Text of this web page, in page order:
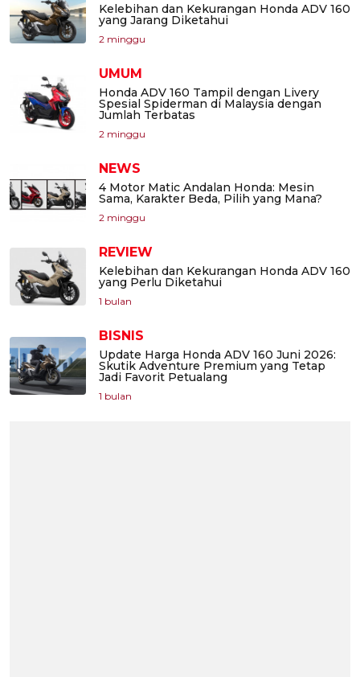
Kelebihan dan Kekurangan Honda ADV 160
yang Jarang Diketahui
2 minggu
UMUM
Honda ADV 160 Tampil dengan Livery
Spesial Spiderman di Malaysia dengan
Jumlah Terbatas
2 minggu
NEWS
4 Motor Matic Andalan Honda: Mesin
Sama, Karakter Beda, Pilih yang Mana?
2 minggu
REVIEW
Kelebihan dan Kekurangan Honda ADV 160
yang Perlu Diketahui
1 bulan
BISNIS
Update Harga Honda ADV 160 Juni 2026:
Skutik Adventure Premium yang Tetap
Jadi Favorit Petualang
1 bulan